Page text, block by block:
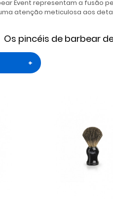
Event representam a fusão
atenção meticulosa aos
Os pincéis de barbear
+